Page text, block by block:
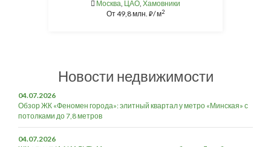
Москва, ЦАО, Хамовники
От49,8 млн. ⃏/ м2
Новости недвижимости
04.07.2026
Обзор ЖК «Феномен города»: элитный квартал у метро «Минская» с
потолками до 7,8 метров
04.07.2026